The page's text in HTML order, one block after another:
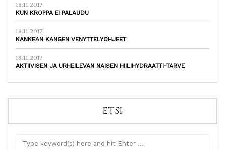
18.11.2017
KUN KROPPA EI PALAUDU
18.11.2017
KANKEAN KANGEN VENYTTELYOHJEET
18.11.2017
AKTIIVISEN JA URHEILEVAN NAISEN HIILIHYDRAATTI-TARVE
ETSI